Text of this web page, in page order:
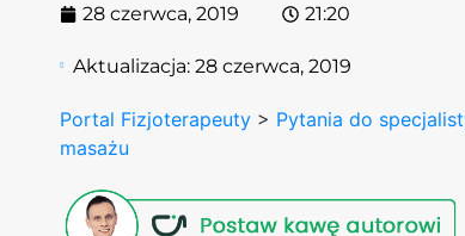
28 czerwca, 2019 21:20
Aktualizacja:28 czerwca, 2019
Portal Fizjoterapeuty > Pytania do
masażu